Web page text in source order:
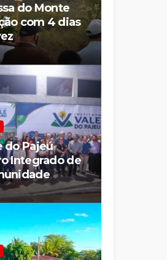
do Monte
com 4 dias
do Pajeú
Integrado de